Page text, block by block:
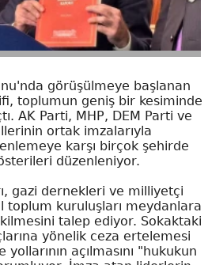
görüşülmeye başlanan
toplumun geniş bir kesiminde
AK Parti, MHP, DEM Parti ve
ortak imzalarıyla
karşı birçok şehirde
düzenleniyor.
gazi dernekleri ve milliyetçi
toplum kuruluşları meydanlara
talep ediyor. Sokaktaki
yönelik ceza ertelemesi
açılmasını "hukukun